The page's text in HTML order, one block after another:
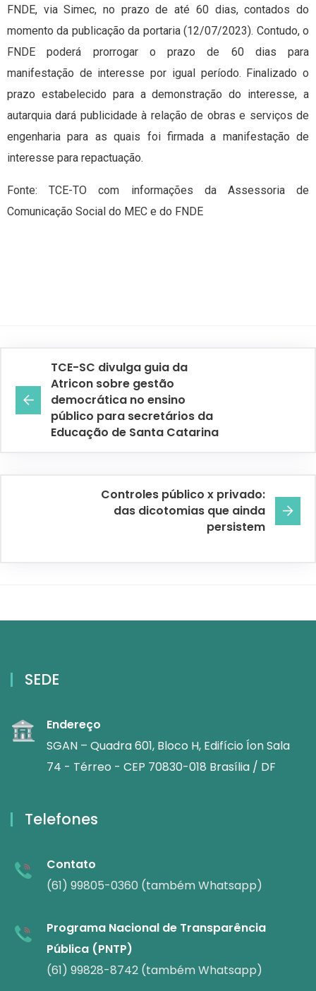
FNDE, via Simec, no prazo de até 60 dias, contados do
momento da publicação da portaria (12/07/2023). Contudo, o
FNDE poderá prorrogar o prazo de 60 dias para
manifestação de interesse por igual período. Finalizado o
prazo estabelecido para a demonstração do interesse, a
autarquia dará publicidade à relação de obras e serviços de
engenharia para as quais foi firmada a manifestação de
interesse para repactuação.
Fonte: TCE-TO com informações da Assessoria de
Comunicação Social do MEC e do FNDE
TCE-SC divulga guia da
Atricon sobre gestão
democrática no ensino
público para secretários da
Educação de Santa Catarina
Controles público x privado:
das dicotomias que ainda
persistem
SEDE
Endereço
SGAN – Quadra 601, Bloco H, Edifício Íon Sala
74 - Térreo - CEP 70830-018 Brasília / DF
Telefones
Contato
(61) 99805-0360 (também Whatsapp)
Programa Nacional de Transparência
Pública (PNTP)
(61) 99828-8742 (também Whatsapp)